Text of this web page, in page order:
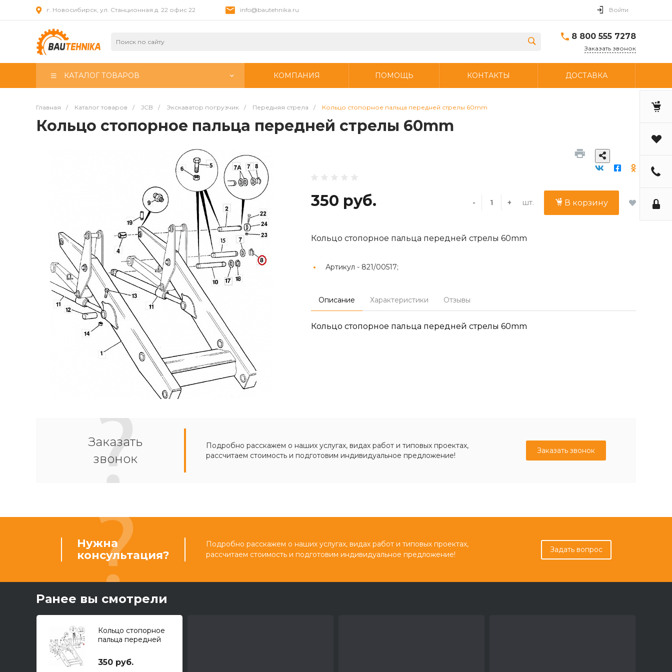
г. Новосибирск, ул. Станционная д. 22 офис 22 info@bautehnika.ru Войти
8 800 555 7278
Заказать звонок
КАТАЛОГ ТОВАРОВ КОМПАНИЯ ПОМОЩЬ КОНТАКТЫ ДОСТАВКА
Главная / Каталог товаров / JCB / Экскаватор погрузчик / Передняя стрела / Кольцо стопорное пальца передней стрелы 60mm
Кольцо стопорное пальца передней стрелы 60mm
350 руб. - + шт. В корзину
Кольцо стопорное пальца передней стрелы 60mm
Артикул - 821/00517;
Описание Характеристики Отзывы
Кольцо стопорное пальца передней стрелы 60mm
Заказать
звонок
Подробно расскажем о наших услугах, видах работ и типовых проектах,
рассчитаем стоимость и подготовим индивидуальное предложение!
Заказать звонок
Нужна
консультация?
Подробно расскажем о наших услугах, видах работ и типовых проектах,
рассчитаем стоимость и подготовим индивидуальное предложение!
Задать вопрос
Ранее вы смотрели
Кольцо стопорное
пальца передней
350 руб.